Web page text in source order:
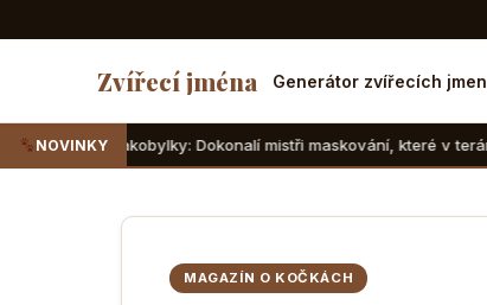
Zvířecí jména Generátor zvířecích jmen
NOVINKY
Dokonalí mistři maskování, které v teráriu sotva najdete
MAGAZÍN O KOČKÁCH